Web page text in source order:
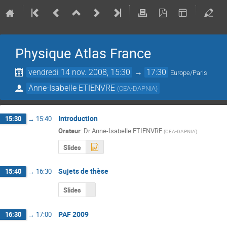
Physique Atlas France
vendredi 14 nov. 2008, 15:30 → 17:30 Europe/Paris
Anne-Isabelle ETIENVRE (CEA-DAPNIA)
15:30 → 15:40 Introduction
Orateur: DrAnne-Isabelle ETIENVRE (CEA-DAPNIA)
Slides
15:40 → 16:30 Sujets de thèse
Slides
16:30 → 17:00 PAF 2009